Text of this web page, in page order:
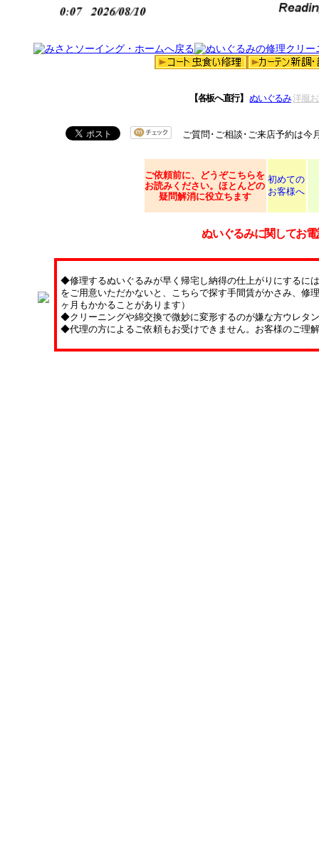
【各板へ直行】 ぬいぐるみ 洋服
ご質問･ご相談･ご来店予約は今
ご依頼前に、どうぞこちらを
お読みください。ほとんどの
疑問解消に役立ちます
初めての
お客様へ
ぬいぐるみに関してお
◆修理するぬいぐるみが早く帰宅し納得の仕上がりにするに
をご用意いただかないと、こちらで探す手間賃がかさみ、修
ヶ月もかかることがあります）
◆クリーニングや綿交換で微妙に変形するのが嫌な方ウレタ
◆代理の方によるご依頼もお受けできません。お客様のご理